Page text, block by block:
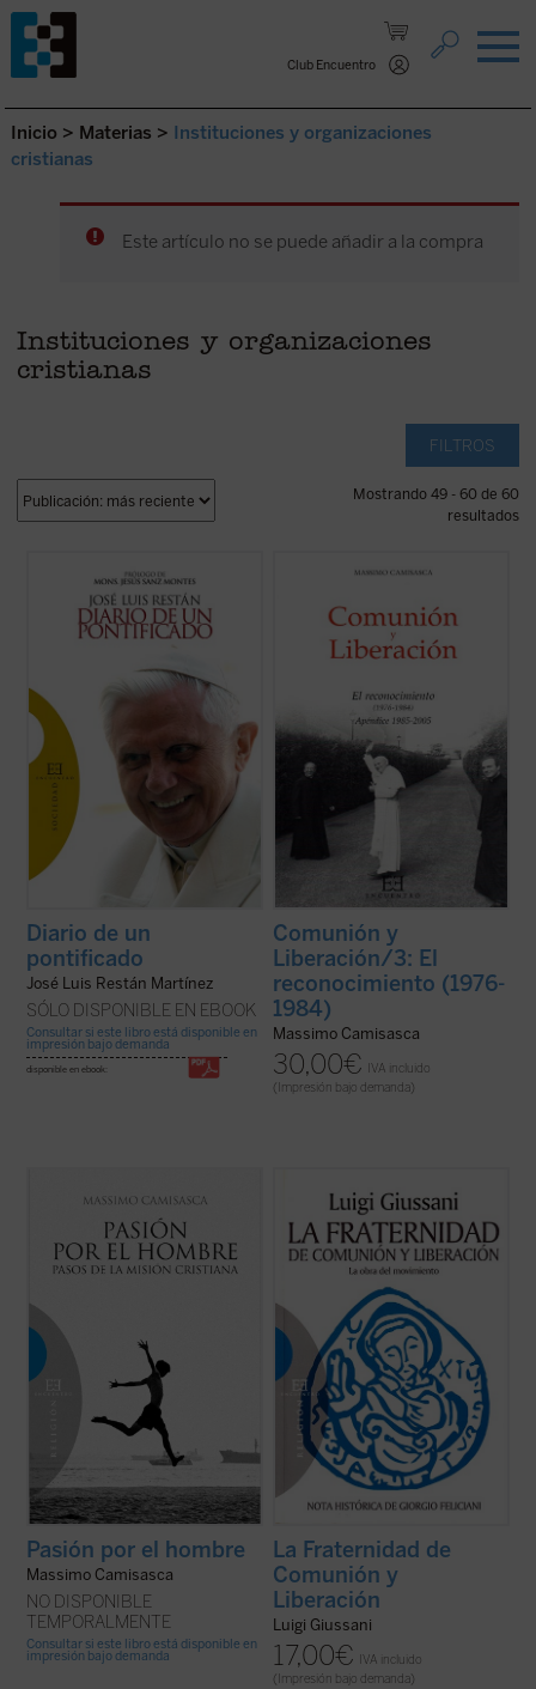
Club Encuentro
Saltar al contenido.
Inicio > Materias > Instituciones y organizaciones
cristianas
Este artículo no se puede añadir a la compra
Instituciones y organizaciones
cristianas
FILTROS
Mostrando 49 - 60 de 60
resultados
Prólogo de Mons. Jesús Sanz Montes
Leyendo el discurso de Benedicto XVI
dirigido a La Sapienza resulta fácil evocar
la figura de Pablo en el Areópago de
Diario de un
pontificado
José Luis Restán Martínez
SÓLO DISPONIBLE EN EBOOK
Consultar si este libro está disponible en
impresión bajo demanda
disponible en ebook:
El tercer volumen de la historia de
mediados de los años 70 hasta el pleno
reconocimiento por parte de la autoridad
de la Iglesia. Son años de grandes ...(ver
Comunión y
Liberación/3: El
reconocimiento (1976-
1984)
Massimo Camisasca
30,00€
IVA incluido
(Impresión bajo demanda)
India, a África y a otros lugares lejanos
afrontando infinidad de peligros y
dificultades. Pudieron alcanzar realmente
los «extremos confines del mundo» según
la expresión bíblica (cf. Sal 19,5), ...(ver
Pasión por el hombre
Massimo Camisasca
NO DISPONIBLE
TEMPORALMENTE
Consultar si este libro está disponible en
impresión bajo demanda
pontificio, la Fraternidad de Comunión y
Liberación es una realidad eclesial viva y
numerosa, presente en todo el mundo. Este
libro recoge textos, conversaciones,
cartas y documentos acerca de la imagen,
La Fraternidad de
Comunión y
Liberación
Luigi Giussani
17,00€
IVA incluido
(Impresión bajo demanda)